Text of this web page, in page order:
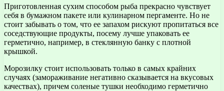
Приготовленная сухим способом рыба прекрасно чувствует
себя в бумажном пакете или кулинарном пергаменте. Но не
стоит забывать о том, что ее запахом рискуют пропитаться все
соседствующие продукты, посему лучше упаковать ее
герметично, например, в стеклянную банку с плотной
крышкой.
Морозилку стоит использовать только в самых крайних
случаях (замораживание негативно сказывается на вкусовых
качествах), причем соленые тушки необходимо герметично